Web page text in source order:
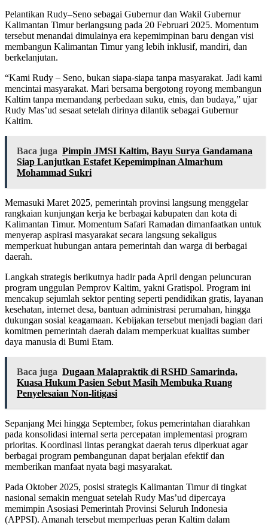
Pelantikan Rudy–Seno sebagai Gubernur dan Wakil Gubernur
Kalimantan Timur berlangsung pada 20 Februari 2025. Momentum
tersebut menandai dimulainya era kepemimpinan baru dengan visi
membangun Kalimantan Timur yang lebih inklusif, mandiri, dan
berkelanjutan.
“Kami Rudy – Seno, bukan siapa-siapa tanpa masyarakat. Jadi kami
mencintai masyarakat. Mari bersama bergotong royong membangun
Kaltim tanpa memandang perbedaan suku, etnis, dan budaya,” ujar
Rudy Mas’ud sesaat setelah dirinya dilantik sebagai Gubernur
Kaltim.
Baca juga Pimpin JMSI Kaltim, Bayu Surya Gandamana
Siap Lanjutkan Estafet Kepemimpinan Almarhum
Mohammad Sukri
Memasuki Maret 2025, pemerintah provinsi langsung menggelar
rangkaian kunjungan kerja ke berbagai kabupaten dan kota di
Kalimantan Timur. Momentum Safari Ramadan dimanfaatkan untuk
menyerap aspirasi masyarakat secara langsung sekaligus
memperkuat hubungan antara pemerintah dan warga di berbagai
daerah.
Langkah strategis berikutnya hadir pada April dengan peluncuran
program unggulan Pemprov Kaltim, yakni Gratispol. Program ini
mencakup sejumlah sektor penting seperti pendidikan gratis, layanan
kesehatan, internet desa, bantuan administrasi perumahan, hingga
dukungan sosial keagamaan. Kebijakan tersebut menjadi bagian dari
komitmen pemerintah daerah dalam memperkuat kualitas sumber
daya manusia di Bumi Etam.
Baca juga Dugaan Malapraktik di RSHD Samarinda,
Kuasa Hukum Pasien Sebut Masih Membuka Ruang
Penyelesaian Non-litigasi
Sepanjang Mei hingga September, fokus pemerintahan diarahkan
pada konsolidasi internal serta percepatan implementasi program
prioritas. Koordinasi lintas perangkat daerah terus diperkuat agar
berbagai program pembangunan dapat berjalan efektif dan
memberikan manfaat nyata bagi masyarakat.
Pada Oktober 2025, posisi strategis Kalimantan Timur di tingkat
nasional semakin menguat setelah Rudy Mas’ud dipercaya
memimpin Asosiasi Pemerintah Provinsi Seluruh Indonesia
(APPSI). Amanah tersebut memperluas peran Kaltim dalam